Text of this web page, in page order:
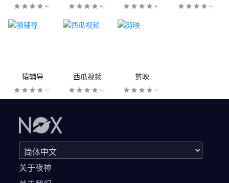
猿辅导 西瓜视频 剪映
关于夜神